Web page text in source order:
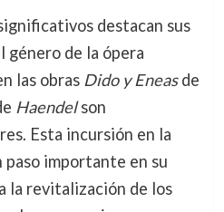
destacan sus
de la ópera
las obras Dido y Eneasde
Haendelson
Esta incursión en la
importante en su
la revitalización de los